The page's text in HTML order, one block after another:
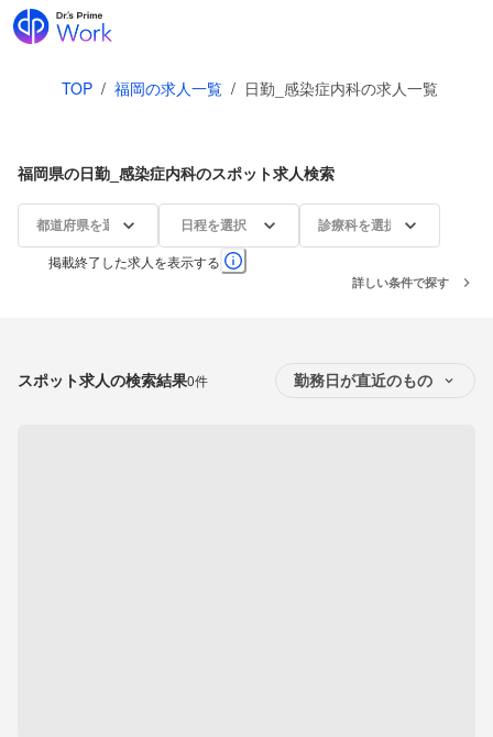
TOP / 福岡の求人一覧 / 日勤_感染症内科の求人一覧
福岡県の日勤_感染症内科のスポット求人検索
都道府県を選択 日程を選択 診療科を選択
掲載終了した求人を表示する
詳しい条件で探す
スポット求人の検索結果0件 勤務日が直近のもの